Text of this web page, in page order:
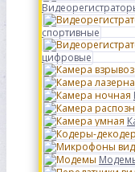
спортивные
цифровые